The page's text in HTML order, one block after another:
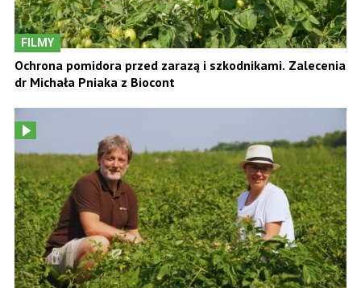
FILMY
Ochrona pomidora przed zarazą i szkodnikami. Zalecenia
dr Michała Pniaka z Biocont